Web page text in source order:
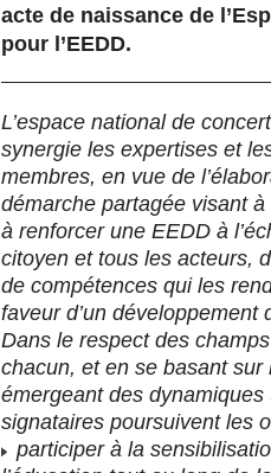
acte de naissance de
pour l’EEDD.
L’espace national de
synergie les expertises et
membres, en vue de
démarche partagée visant
à renforcer une EEDD à
citoyen et tous les acteurs,
de compétences qui les
faveur d’un développement
Dans le respect des
chacun, et en se basant
émergeant des
signataires poursuivent les
participer à la